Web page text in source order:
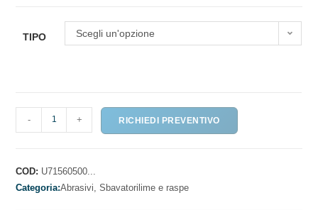
TIPO Scegli un'opzione
SBAVATORE
PER
DI
LAMIERE
- + RICHIEDI PREVENTIVO
COD: U71560500...
Categoria:Abrasivi,Sbavatorilime e raspe